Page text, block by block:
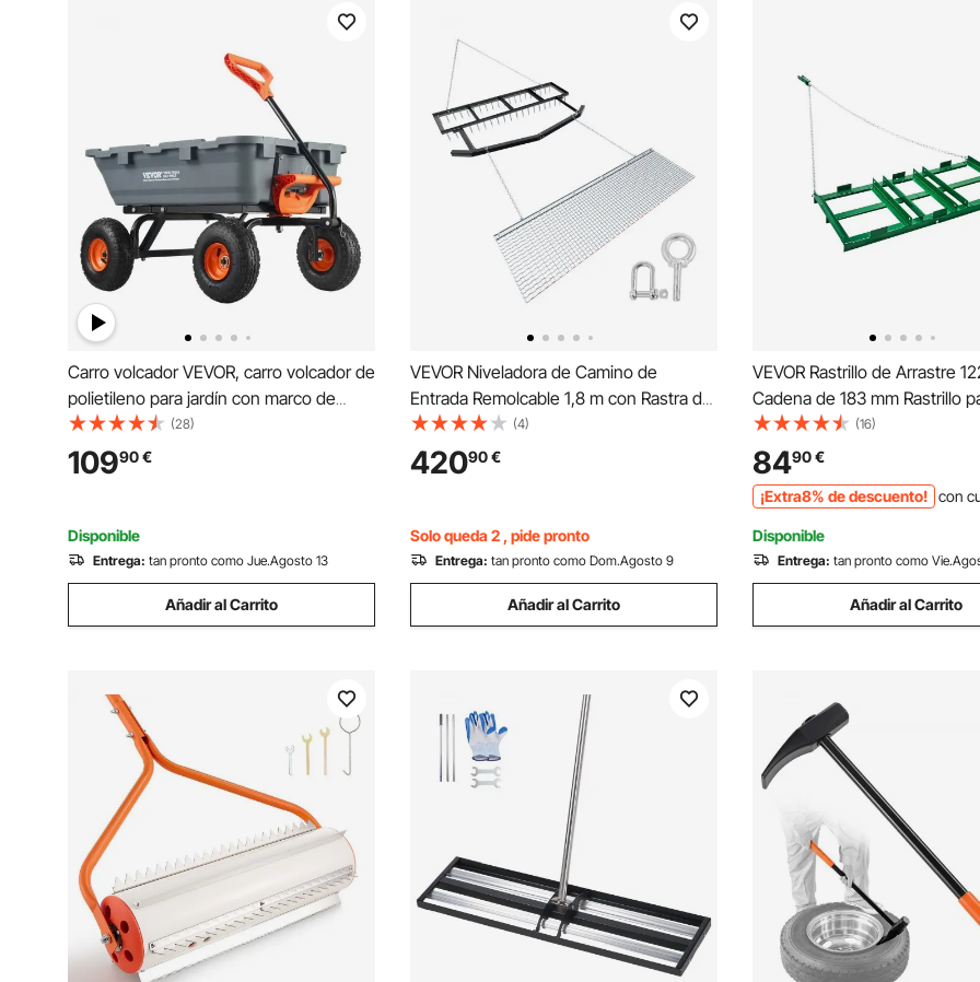
Carro volcador VEVOR, carro volcador de
polietileno para jardín con marco de
acero fácil de montar, carro volquete
con mango convertible 2 en 1, carretilla
utilitaria de 800 libras de capacidad,
(28)
10990€
Disponible
Entrega: tan pronto como Jue.Agosto 13
Añadir al Carrito
VEVOR Niveladora de Camino de
Entrada Remolcable 1,8 m con Rastra de
Cadena, Rastrillo Nivelador de Césped
Resistente, Compatible con ATV, UTV,
Tractores, para Caminos de Grava,
(4)
42090€
Solo queda 2 , pide pronto
Entrega: tan pronto como Dom.Agosto 9
Añadir al Carrito
VEVOR Rastrillo de Arrastre
Cadena de 183 mm Rastrillo
Nivelación de Caminos de
Vehículos Todo Terreno, UTV,
Cortacéspedes, Herramienta
Nivelación de Césped
(16)
8490€
¡Extra8% de descuento! con
Disponible
Entrega: tan pronto como
Añadir al Carrito